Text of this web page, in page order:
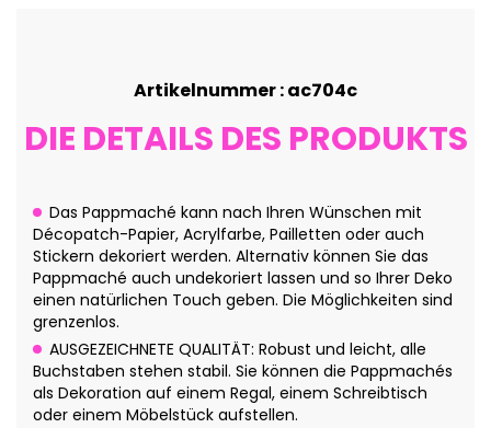
Artikelnummer : ac704c
DIE DETAILS DES PRODUKTS
Das Pappmaché kann nach Ihren Wünschen mit
Décopatch-Papier, Acrylfarbe, Pailletten oder auch
Stickern dekoriert werden. Alternativ können Sie das
Pappmaché auch undekoriert lassen und so Ihrer Deko
einen natürlichen Touch geben. Die Möglichkeiten sind
grenzenlos.
AUSGEZEICHNETE QUALITÄT: Robust und leicht, alle
Buchstaben stehen stabil. Sie können die Pappmachés
als Dekoration auf einem Regal, einem Schreibtisch
oder einem Möbelstück aufstellen.